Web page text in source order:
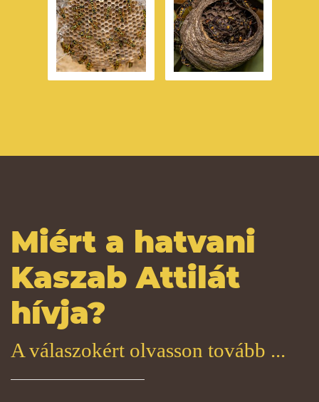
Miért a hatvani
Kaszab Attilát
hívja?
A válaszokért olvasson tovább ...